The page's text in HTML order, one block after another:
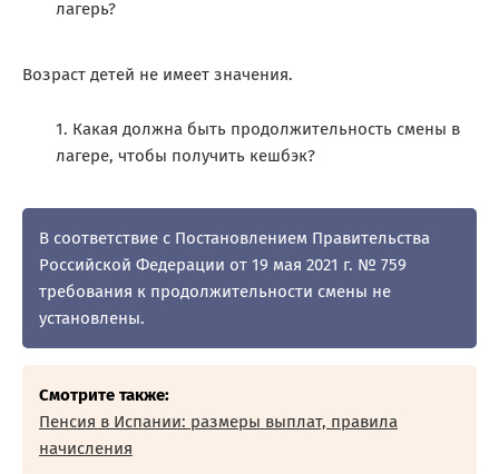
лагерь?
Возраст детей не имеет значения.
Какая должна быть продолжительность смены в
лагере, чтобы получить кешбэк?
В соответствие с Постановлением Правительства
Российской Федерации от 19 мая 2021 г. № 759
требования к продолжительности смены не
установлены.
Смотрите также:
Пенсия в Испании: размеры выплат, правила
начисления